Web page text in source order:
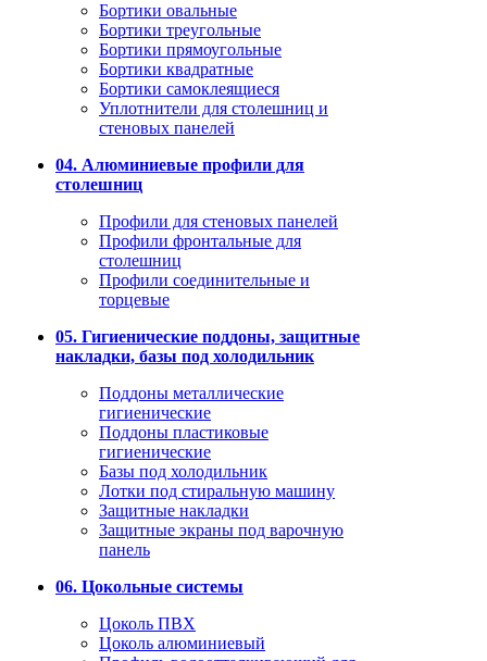
Бортики овальные
Бортики треугольные
Бортики прямоугольные
Бортики квадратные
Бортики самоклеящиеся
Уплотнители для столешниц и
стеновых панелей
04. Алюминиевые профили для
столешниц
Профили для стеновых панелей
Профили фронтальные для
столешниц
Профили соединительные и
торцевые
05. Гигиенические поддоны, защитные
накладки, базы под холодильник
Поддоны металлические
гигиенические
Поддоны пластиковые
гигиенические
Базы под холодильник
Лотки под стиральную машину
Защитные накладки
Защитные экраны под варочную
панель
06. Цокольные системы
Цоколь ПВХ
Цоколь алюминиевый